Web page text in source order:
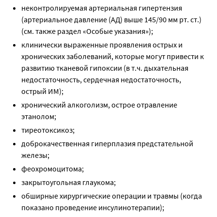
неконтролируемая артериальная гипертензия
(артериальное давление (АД) выше 145/90 мм рт. ст.)
(см. также раздел «Особые указания»);
клинически выраженные проявления острых и
хронических заболеваний, которые могут привести к
развитию тканевой гипоксии (в т.ч. дыхательная
недостаточность, сердечная недостаточность,
острый ИМ);
хронический алкоголизм, острое отравление
этанолом;
тиреотоксикоз;
доброкачественная гиперплазия предстательной
железы;
феохромоцитома;
закрытоугольная глаукома;
обширные хирургические операции и травмы (когда
показано проведение инсулинотерапии);